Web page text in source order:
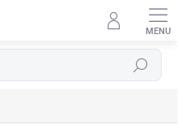
Hledat